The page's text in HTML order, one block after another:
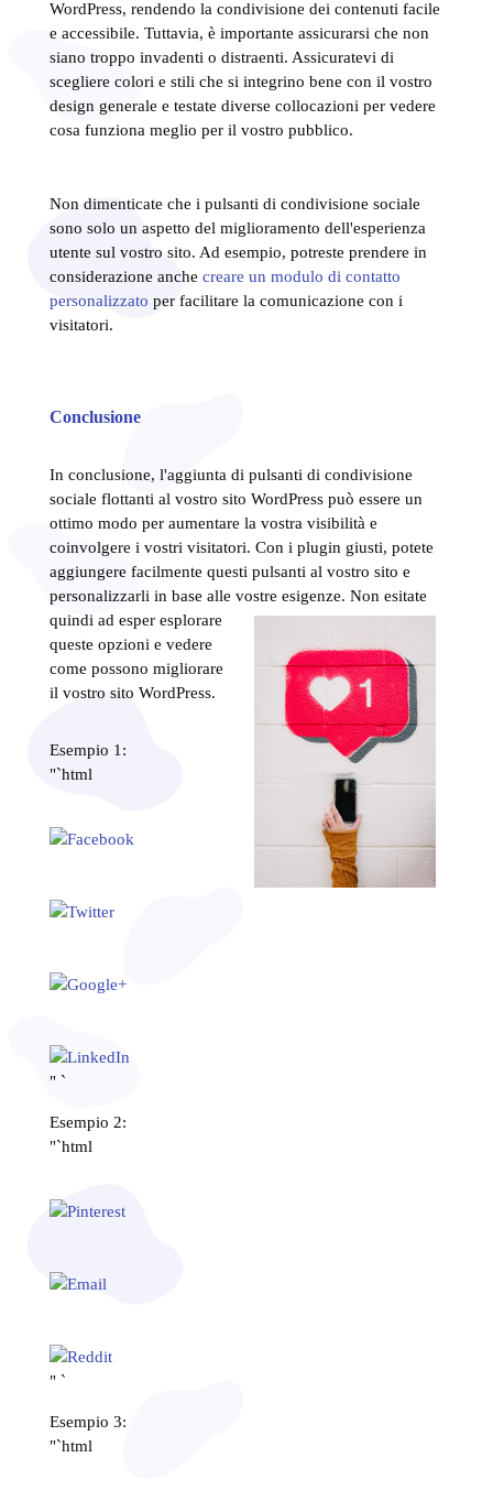
WordPress, rendendo la condivisione dei contenuti facile
e accessibile. Tuttavia, è importante assicurarsi che non
siano troppo invadenti o distraenti. Assicuratevi di
scegliere colori e stili che si integrino bene con il vostro
design generale e testate diverse collocazioni per vedere
cosa funziona meglio per il vostro pubblico.
Non dimenticate che i pulsanti di condivisione sociale
sono solo un aspetto del miglioramento dell'esperienza
utente sul vostro sito. Ad esempio, potreste prendere in
considerazione anche creare un modulo di contatto
personalizzato per facilitare la comunicazione con i
visitatori.
Conclusione
In conclusione, l'aggiunta di pulsanti di condivisione
sociale flottanti al vostro sito WordPress può essere un
ottimo modo per aumentare la vostra visibilità e
coinvolgere i vostri visitatori. Con i plugin giusti, potete
aggiungere facilmente questi pulsanti al vostro sito e
personalizzarli in base alle vostre esigenze. Non esitate
quindi ad esper esplorare
queste opzioni e vedere
come possono migliorare
il vostro sito WordPress.
Esempio 1:
"`html
" `
Esempio 2:
"`html
" `
Esempio 3:
"`html